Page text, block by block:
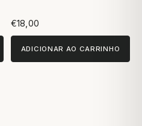
€18,00
ADICIONAR AO CARRINHO